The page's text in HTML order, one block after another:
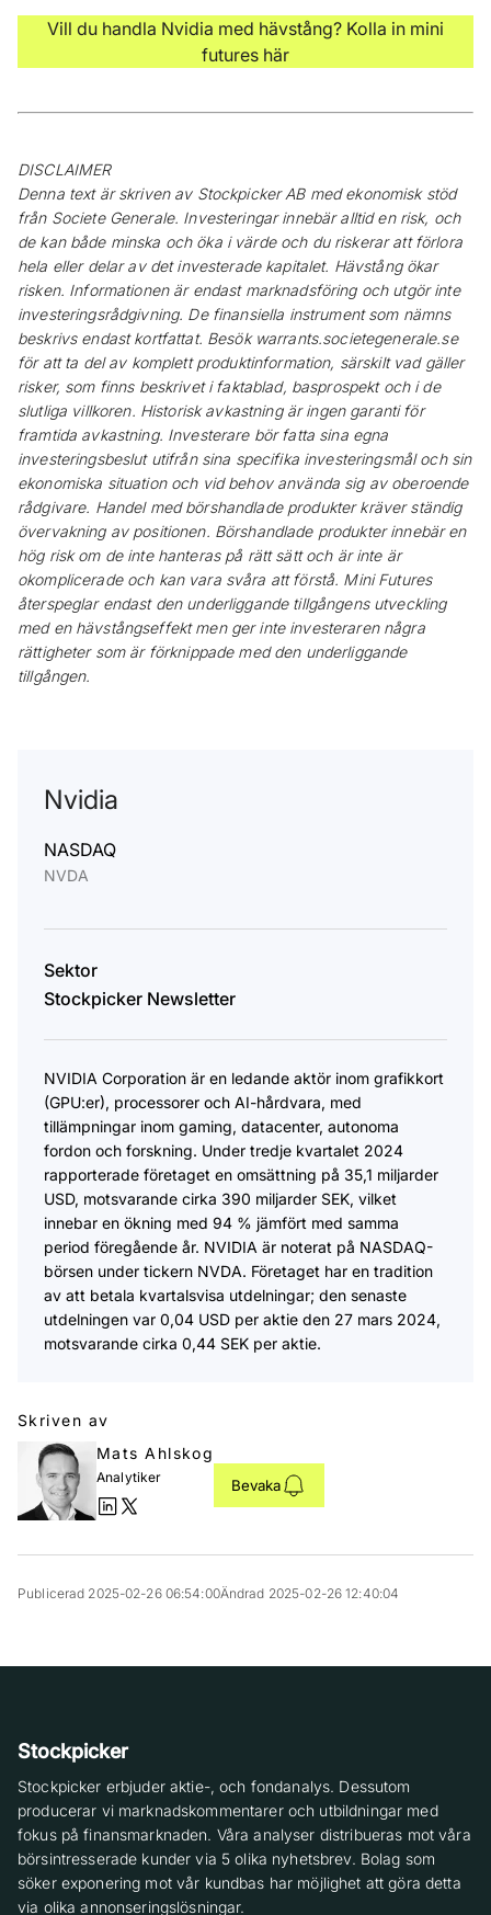
Vill du handla Nvidia med hävstång? Kolla in mini
futures här
DISCLAIMER
Denna text är skriven av Stockpicker AB med ekonomisk stöd
från Societe Generale. Investeringar innebär alltid en risk, och
de kan både minska och öka i värde och du riskerar att förlora
hela eller delar av det investerade kapitalet. Hävstång ökar
risken. Informationen är endast marknadsföring och utgör inte
investeringsrådgivning. De finansiella instrument som nämns
beskrivs endast kortfattat. Besök warrants.societegenerale.se
för att ta del av komplett produktinformation, särskilt vad gäller
risker, som finns beskrivet i faktablad, basprospekt och i de
slutliga villkoren. Historisk avkastning är ingen garanti för
framtida avkastning. Investerare bör fatta sina egna
investeringsbeslut utifrån sina specifika investeringsmål och sin
ekonomiska situation och vid behov använda sig av oberoende
rådgivare. Handel med börshandlade produkter kräver ständig
övervakning av positionen. Börshandlade produkter innebär en
hög risk om de inte hanteras på rätt sätt och är inte är
okomplicerade och kan vara svåra att förstå. Mini Futures
återspeglar endast den underliggande tillgångens utveckling
med en hävstångseffekt men ger inte investeraren några
rättigheter som är förknippade med den underliggande
tillgången.
Nvidia
NASDAQ
NVDA
Sektor
Stockpicker Newsletter
​NVIDIA Corporation är en ledande aktör inom grafikkort
(GPU:er), processorer och AI-hårdvara, med
tillämpningar inom gaming, datacenter, autonoma
fordon och forskning. Under tredje kvartalet 2024
rapporterade företaget en omsättning på 35,1 miljarder
USD, motsvarande cirka 390 miljarder SEK, vilket
innebar en ökning med 94 % jämfört med samma
period föregående år. NVIDIA är noterat på NASDAQ-
börsen under tickern NVDA. Företaget har en tradition
av att betala kvartalsvisa utdelningar; den senaste
utdelningen var 0,04 USD per aktie den 27 mars 2024,
motsvarande cirka 0,44 SEK per aktie.
Skriven av
Mats Ahlskog
Analytiker Bevaka
Publicerad 2025-02-26 06:54:00Ändrad 2025-02-26 12:40:04
Stockpicker
Stockpicker erbjuder aktie-, och fondanalys. Dessutom
producerar vi marknadskommentarer och utbildningar med
fokus på finansmarknaden. Våra analyser distribueras mot våra
börsintresserade kunder via 5 olika nyhetsbrev. Bolag som
söker exponering mot vår kundbas har möjlighet att göra detta
via olika annonseringslösningar.